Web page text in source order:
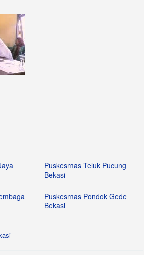
Puskesmas Teluk Pucung
Bekasi
Puskesmas Pondok Gede
Bekasi